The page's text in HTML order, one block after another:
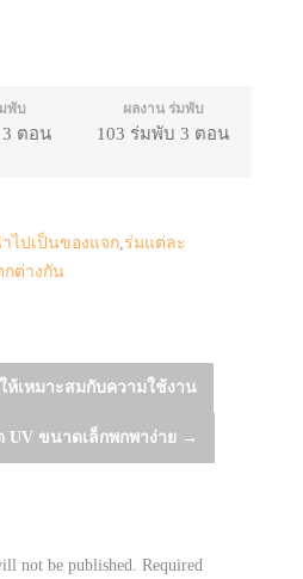
พับ
3 ตอน
ผลงาน ร่มพับ
103 ร่มพับ 3 ตอน
ไปเป็นของแจก,ร่มแต่ละ
กต่างกัน
ห้เหมาะสมกับความใช้งาน
UV ขนาดเล็กพกพาง่าย →
not be published. Required